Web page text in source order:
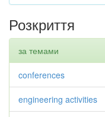
Розкриття
за темами
conferences
engineering activities